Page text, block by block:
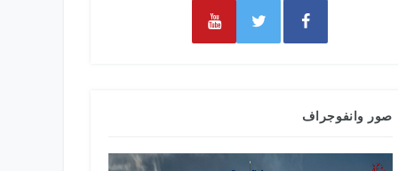
صور وانفوجراف